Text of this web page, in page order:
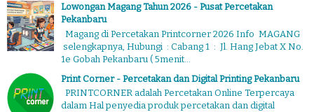
Lowongan Magang Tahun 2026 - Pusat Percetakan
Pekanbaru
Magang di Percetakan Printcorner 2026 Info MAGANG
selengkapnya, Hubungi : Cabang 1 : Jl. Hang Jebat X No.
1e Gobah Pekanbaru ( 5menit...
Print Corner - Percetakan dan Digital Printing Pekanbaru
PRINTCORNER adalah Percetakan Online Terpercaya
dalam Hal penyedia produk percetakan dan digital